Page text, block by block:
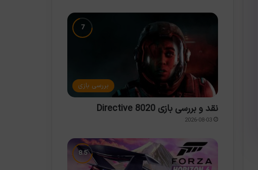
بررسی بازی
نقد و بررسی بازی Directive 8020
2026-08-03